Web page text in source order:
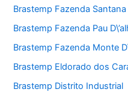
Brastemp Fazenda Santana
Brastemp Fazenda Pau
Brastemp Fazenda Monte
Brastemp Eldorado dos
Brastemp Distrito Industrial